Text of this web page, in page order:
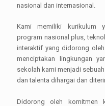
nasional dan internasional.
Kami memiliki kurikulum
program nasional plus,
interaktif yang didorong
menciptakan lingkungan
sekolah kami menjadi
dan talenta dihargai dan
Didorong oleh komitmen